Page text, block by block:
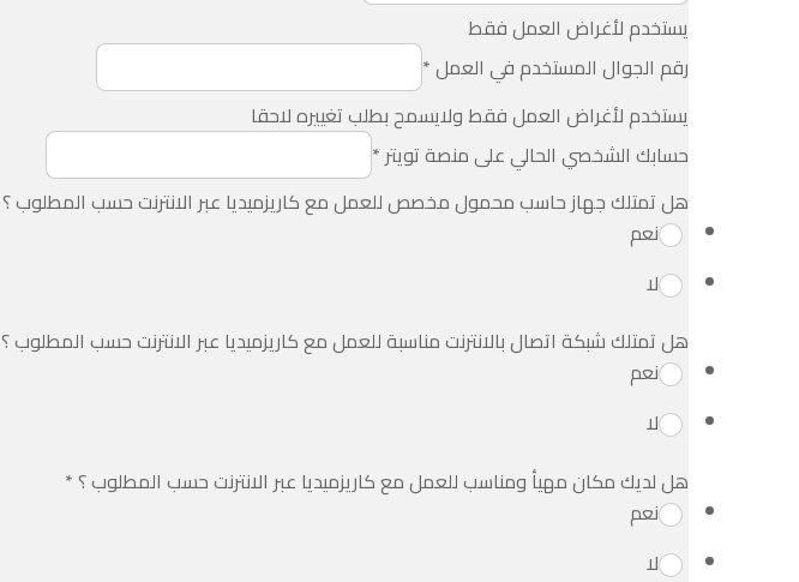
يستخدم لأغراض العمل فقط
رقم الجوال المستخدم في العمل*
يستخدم لأغراض العمل فقط ولايسمح بطلب تغييره لاحقا
حسابك الشخصي الحالي على منصة تويتر *
هل تمتلك جهاز حاسب محمول مخصص للعمل مع كاريزميديا عبر الانترنت حسب المطلوب ؟
نعم
لا
هل تمتلك شبكة اتصال بالانترنت مناسبة للعمل مع كاريزميديا عبر الانترنت حسب المطلوب ؟
نعم
لا
هل لديك مكان مهيأ ومناسب للعمل مع كاريزميديا عبر الانترنت حسب المطلوب ؟*
نعم
لا